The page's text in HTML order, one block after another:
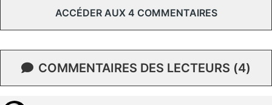
ACCÉDER AUX 4 COMMENTAIRES
COMMENTAIRES DES LECTEURS (4)